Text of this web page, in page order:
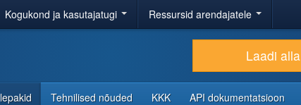
Kogukond ja kasutajatugi Ressursid arendajatele
Laadi alla
Tehnilised nõuded KKK API dokumentatsioon